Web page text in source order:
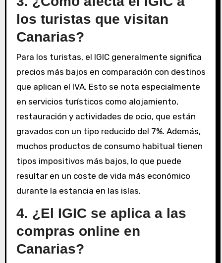
los turistas que visitan
Canarias?
Para los turistas, el IGIC generalmente significa
precios más bajos en comparación con destinos
que aplican el IVA. Esto se nota especialmente
en servicios turísticos como alojamiento,
restauración y actividades de ocio, que están
gravados con un tipo reducido del 7%. Además,
muchos productos de consumo habitual tienen
tipos impositivos más bajos, lo que puede
resultar en un coste de vida más económico
durante la estancia en las islas.
4. ¿El IGIC se aplica a las
compras online en
Canarias?